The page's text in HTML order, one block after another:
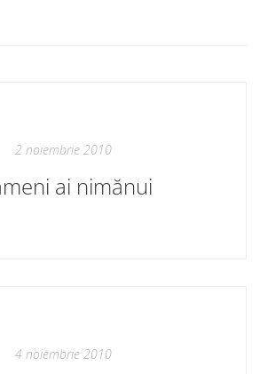
2 noiembrie 2010
ai nimănui
4 noiembrie 2010